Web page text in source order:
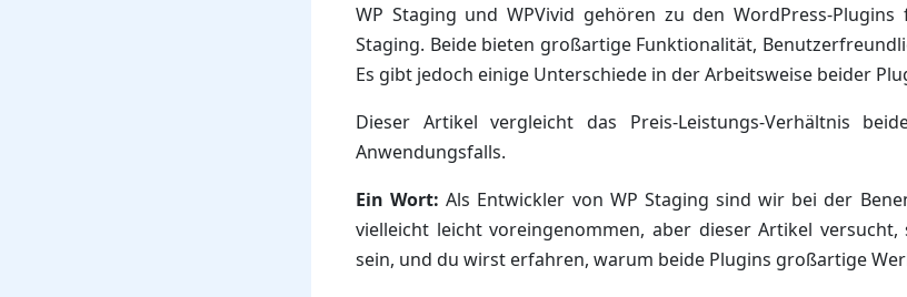
WP Staging und WPVivid gehören zu den WordPress-
Staging. Beide bieten großartige Funktionalität,
Es gibt jedoch einige Unterschiede in der Arbeitsweise beider
Dieser Artikel vergleicht das Preis-Leistungs-Verhältnis
Anwendungsfalls.
Ein Wort: Als Entwickler von WP Staging sind wir bei der
vielleicht leicht voreingenommen, aber dieser Artikel
sein, und du wirst erfahren, warum beide Plugins großartige